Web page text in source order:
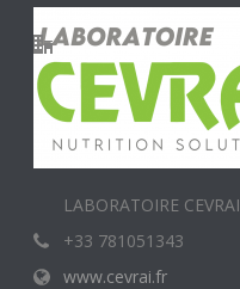
LABORATOIRE CEVRAI
+33 781051343
www.cevrai.fr